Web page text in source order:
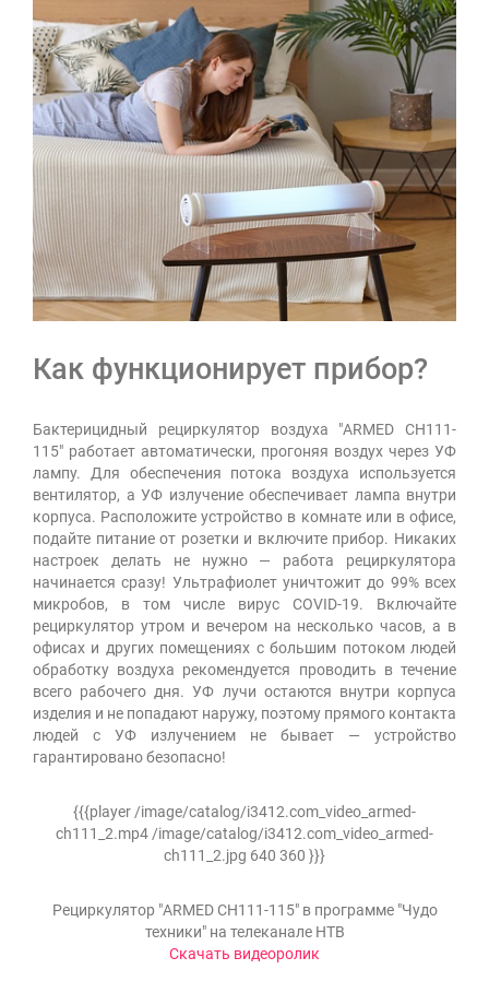
Как функционирует прибор?
Бактерицидный рециркулятор воздуха "ARMED CH111-
115" работает автоматически, прогоняя воздух через УФ
лампу. Для обеспечения потока воздуха используется
вентилятор, а УФ излучение обеспечивает лампа внутри
корпуса. Расположите устройство в комнате или в офисе,
подайте питание от розетки и включите прибор. Никаких
настроек делать не нужно — работа рециркулятора
начинается сразу! Ультрафиолет уничтожит до 99% всех
микробов, в том числе вирус COVID-19. Включайте
рециркулятор утром и вечером на несколько часов, а в
офисах и других помещениях с большим потоком людей
обработку воздуха рекомендуется проводить в течение
всего рабочего дня. УФ лучи остаются внутри корпуса
изделия и не попадают наружу, поэтому прямого контакта
людей с УФ излучением не бывает — устройство
гарантировано безопасно!
{{{player /image/catalog/i3412.com_video_armed-
ch111_2.mp4 /image/catalog/i3412.com_video_armed-
ch111_2.jpg 640 360 }}}
Рециркулятор "ARMED CH111-115" в программе "Чудо
техники" на телеканале НТВ
Скачать видеоролик